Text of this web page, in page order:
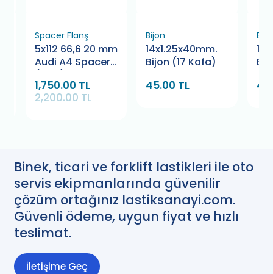
Spacer Flanş
5x112 66,6 20 mm
Audi A4 Spacer
(Çifti)
1,750.00 TL
2,200.00 TL
Bijon
14x1.25x40mm.
Bijon (17 Kafa)
45.00 TL
Binek, ticari ve forklift lastikleri ile oto
servis ekipmanlarında güvenilir
çözüm ortağınız lastiksanayi.com.
Güvenli ödeme, uygun fiyat ve hızlı
teslimat.
İletişime Geç